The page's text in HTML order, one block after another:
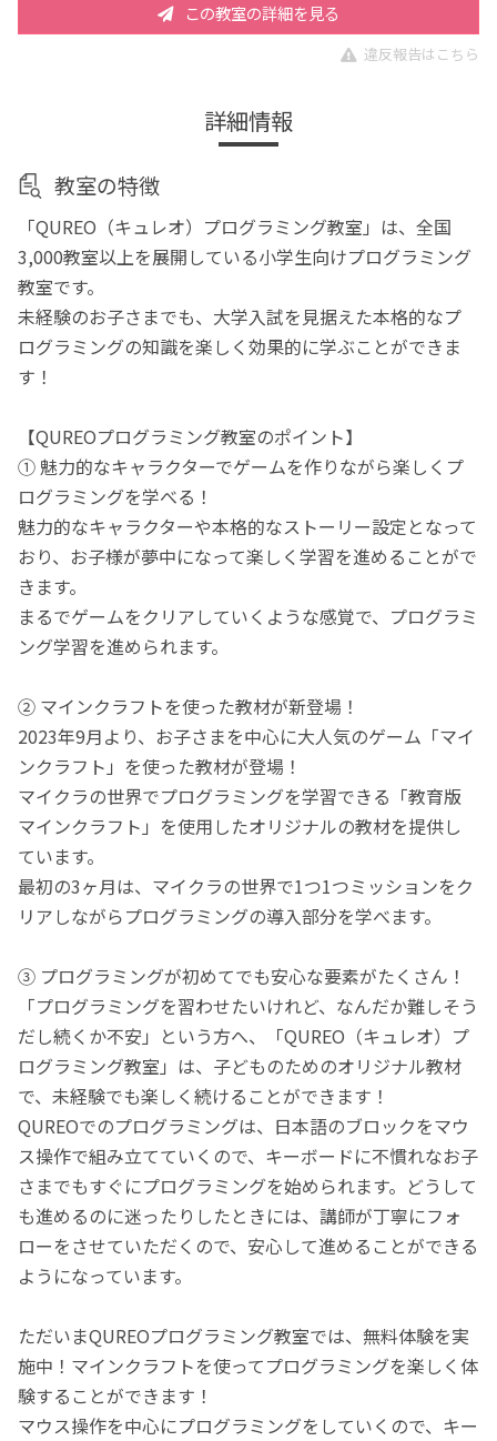
この教室の詳細を見る
違反報告はこちら
詳細情報
教室の特徴
「QUREO（キュレオ）プログラミング教室」は、全国
3,000教室以上を展開している小学生向けプログラミング
教室です。
未経験のお子さまでも、大学入試を見据えた本格的なプ
ログラミングの知識を楽しく効果的に学ぶことができま
す！
【QUREOプログラミング教室のポイント】
① 魅力的なキャラクターでゲームを作りながら楽しくプ
ログラミングを学べる！
魅力的なキャラクターや本格的なストーリー設定となって
おり、お子様が夢中になって楽しく学習を進めることがで
きます。
まるでゲームをクリアしていくような感覚で、プログラミ
ング学習を進められます。
② マインクラフトを使った教材が新登場！
2023年9月より、お子さまを中心に大人気のゲーム「マイ
ンクラフト」を使った教材が登場！
マイクラの世界でプログラミングを学習できる「教育版
マインクラフト」を使用したオリジナルの教材を提供し
ています。
最初の3ヶ月は、マイクラの世界で1つ1つミッションをク
リアしながらプログラミングの導入部分を学べます。
③ プログラミングが初めてでも安心な要素がたくさん！
「プログラミングを習わせたいけれど、なんだか難しそう
だし続くか不安」という方へ、「QUREO（キュレオ）プ
ログラミング教室」は、子どものためのオリジナル教材
で、未経験でも楽しく続けることができます！
QUREOでのプログラミングは、日本語のブロックをマウ
ス操作で組み立てていくので、キーボードに不慣れなお子
さまでもすぐにプログラミングを始められます。どうして
も進めるのに迷ったりしたときには、講師が丁寧にフォ
ローをさせていただくので、安心して進めることができる
ようになっています。
ただいまQUREOプログラミング教室では、無料体験を実
施中！マインクラフトを使ってプログラミングを楽しく体
験することができます！
マウス操作を中心にプログラミングをしていくので、キー